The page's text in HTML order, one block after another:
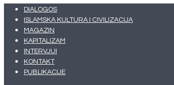
DIALOGOS
ISLAMSKA KULTURA I CIVILIZACIJA
MAGAZIN
KAPITALIZAM
INTERVJUI
KONTAKT
PUBLIKACIJE